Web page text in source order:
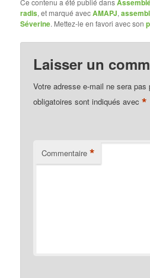
Ce contenu a été publié dans
radis, et marqué avecAMAPJ,
Séverine. Mettez-le en favori avec son
Laisser un
Votre adresse e-mail ne sera pas
obligatoires sont indiqués avec*
Commentaire *